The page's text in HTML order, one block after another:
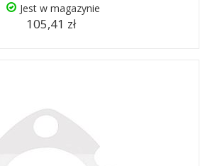
Jest w magazynie
105,41 zł